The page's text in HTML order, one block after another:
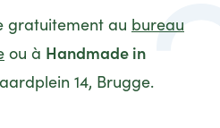
gratuitement au bureau
ou à Handmade in
14, Brugge.